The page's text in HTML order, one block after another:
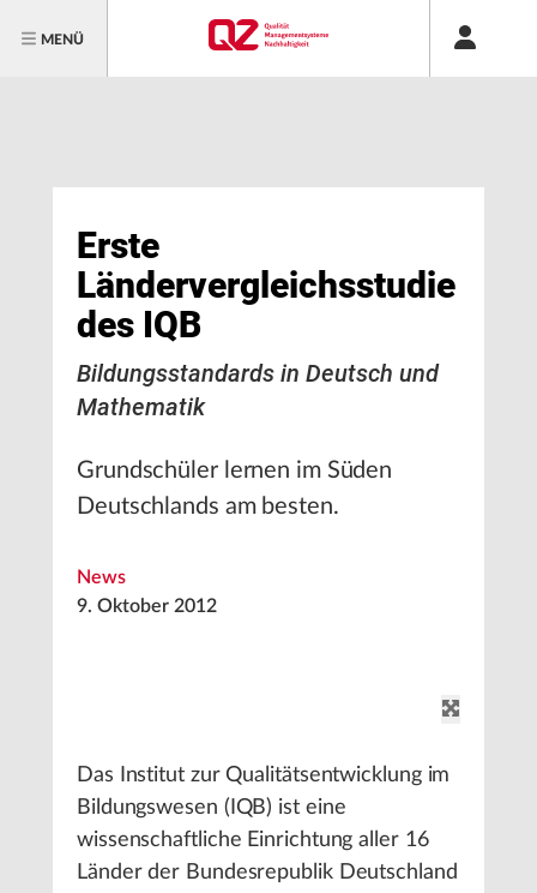
MENÜ
Erste
Ländervergleichsstudie
des IQB
Bildungsstandards in Deutsch und
Mathematik
Grundschüler lernen im Süden
Deutschlands am besten.
News
9. Oktober 2012
Das Institut zur Qualitätsentwicklung im
Bildungswesen (IQB) ist eine
wissenschaftliche Einrichtung aller 16
Länder der Bundesrepublik Deutschland